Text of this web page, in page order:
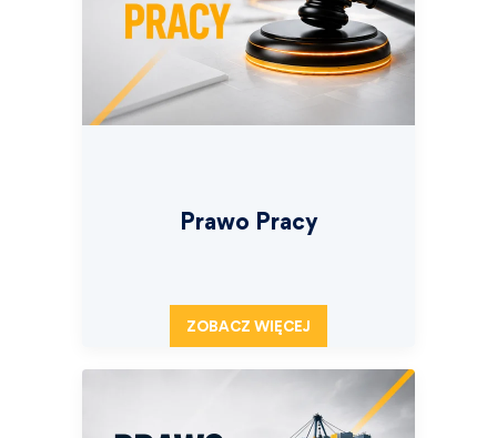
Prawo Pracy
ZOBACZ WIĘCEJ